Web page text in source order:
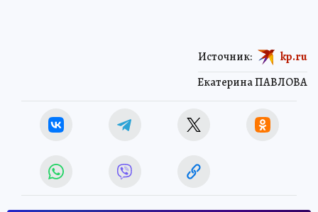
Екатерина ПАВЛОВА
Источник: kp.ru